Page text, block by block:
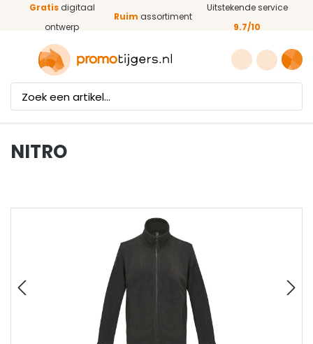
Ga naar de hoofdinhoud
Gratisdigitaal
ontwerp
Ruim assortiment
Uitstekende service
9.7/10
NITRO
Afbeeldingengalerij overslaan